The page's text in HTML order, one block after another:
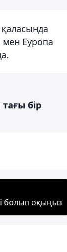
мен Еуропа
бір
болып оқыңыз